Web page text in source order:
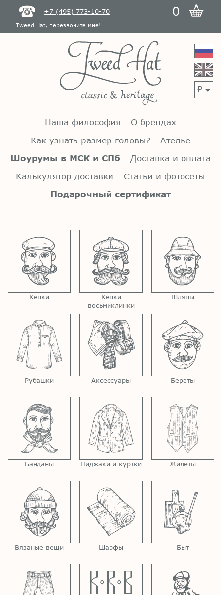
+7 (495) 773-10-70 0
Tweed Hat, перезвоните мне!
p
Наша философия
О брендах
Как узнать размер головы?
Ателье
Шоурумы в МСК и СПб
Доставка и оплата
Калькулятор доставки
Статьи и фотосеты
Подарочный сертификат
Кепки
Кепки
восьмиклинки
Шляпы
Рубашки Аксессуары Береты
Банданы Пиджаки и куртки Жилеты
Вязаные вещи Шарфы Быт